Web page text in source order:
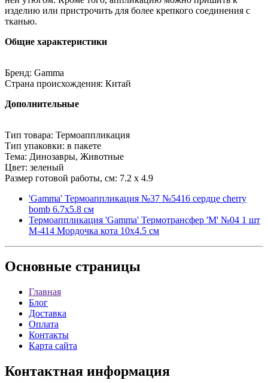
изделию или пристрочить для более крепкого соединения с
тканью.
Общие характеристики
Бренд: Gamma
Страна происхождения: Китай
Дополнительные
Тип товара: Термоаппликация
Тип упаковки: в пакете
Тема: Динозавры, Животные
Цвет: зеленый
Размер готовой работы, см: 7.2 x 4.9
'Gamma' Термоаппликация №37 №5416 сердце cherry
bomb 6.7x5.8 см
Термоаппликация 'Gamma' Термотрансфер 'M' №04 1 шт
M-414 Мордочка кота 10х4.5 см
Основные страницы
Главная
Блог
Доставка
Оплата
Контакты
Карта сайта
Контактная информация